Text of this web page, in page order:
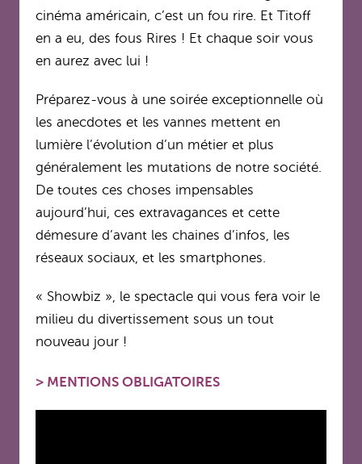
cinéma américain, c’est un fou rire. Et Titoff
en a eu, des fous Rires ! Et chaque soir vous
en aurez avec lui !
Préparez-vous à une soirée exceptionnelle où
les anecdotes et les vannes mettent en
lumière l’évolution d’un métier et plus
généralement les mutations de notre société.
De toutes ces choses impensables
aujourd’hui, ces extravagances et cette
démesure d’avant les chaines d’infos, les
réseaux sociaux, et les smartphones.
« Showbiz », le spectacle qui vous fera voir le
milieu du divertissement sous un tout
nouveau jour !
> MENTIONS OBLIGATOIRES